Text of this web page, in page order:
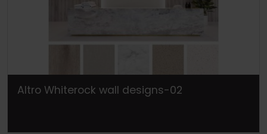
Altro Whiterock wall designs-02